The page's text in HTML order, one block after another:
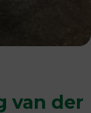
van der